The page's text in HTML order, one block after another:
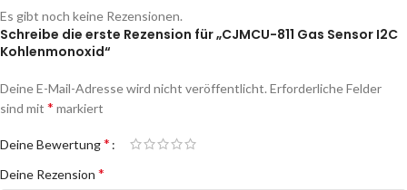
Es gibt noch keine Rezensionen.
Schreibe die erste Rezension für „CJMCU-811 Gas Sensor I2C
Kohlenmonoxid“
Deine E-Mail-Adresse wird nicht veröffentlicht. Erforderliche Felder
sind mit * markiert
Deine Bewertung*
Deine Rezension *